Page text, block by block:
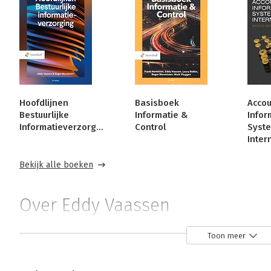
Hoofdlijnen
Bestuurlijke
Informatieverzorging
Basisboek
Informatie &
Control
Bekijk alle boeken
Over Eddy Vaassen
Prof. Dr. Eddy Vaassen RA is hoogleraar Accountancy
Toon meer